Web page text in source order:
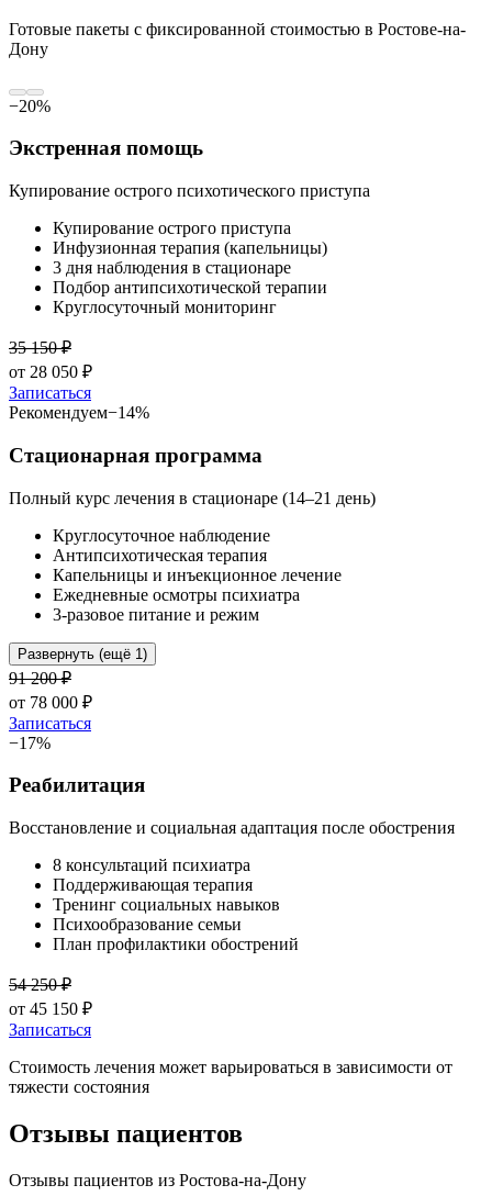
Готовые пакеты с фиксированной стоимостью в Ростове-на-
Дону
−20%
Экстренная помощь
Купирование острого психотического приступа
Купирование острого приступа
Инфузионная терапия (капельницы)
3 дня наблюдения в стационаре
Подбор антипсихотической терапии
Круглосуточный мониторинг
35 150₽
от 28 050 ₽
Записаться
Рекомендуем−14%
Стационарная программа
Полный курс лечения в стационаре (14–21 день)
Круглосуточное наблюдение
Антипсихотическая терапия
Капельницы и инъекционное лечение
Ежедневные осмотры психиатра
3-разовое питание и режим
Развернуть (ещё 1)
91 200₽
от 78 000 ₽
Записаться
−17%
Реабилитация
Восстановление и социальная адаптация после обострения
8 консультаций психиатра
Поддерживающая терапия
Тренинг социальных навыков
Психообразование семьи
План профилактики обострений
54 250₽
от 45 150 ₽
Записаться
Стоимость лечения может варьироваться в зависимости от
тяжести состояния
Отзывы пациентов
Отзывы пациентов из Ростова-на-Дону